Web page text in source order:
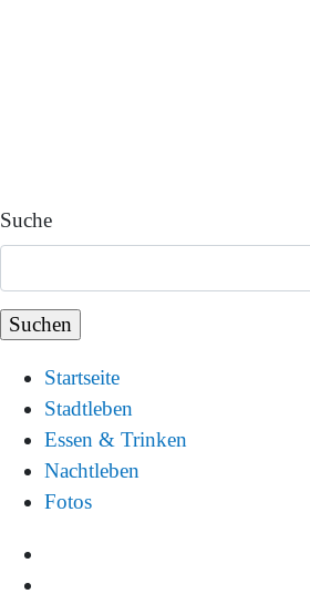
Suche
Startseite
Stadtleben
Essen & Trinken
Nachtleben
Fotos